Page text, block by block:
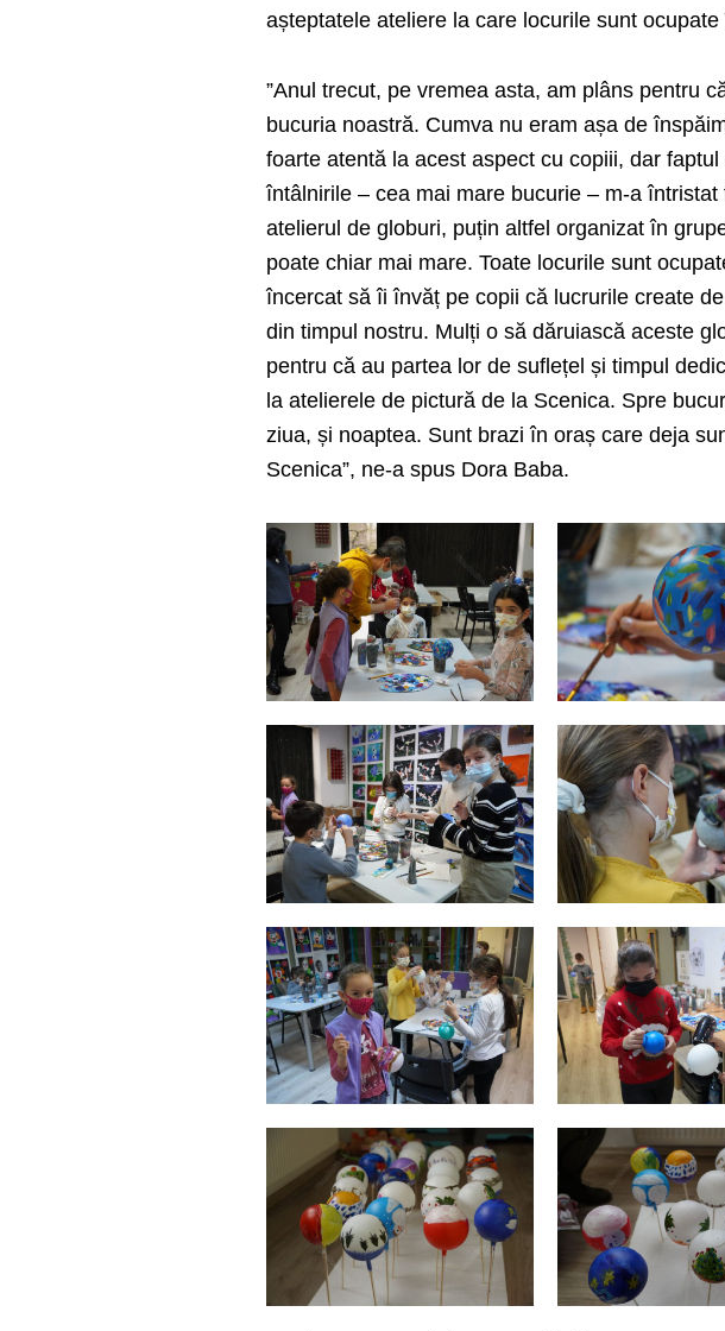
așteptatele ateliere la care locurile sunt
”Anul trecut, pe vremea asta, am plâns pentru
bucuria noastră. Cumva nu eram așa de
foarte atentă la acest aspect cu copiii, dar
întâlnirile – cea mai mare bucurie – m-a
atelierul de globuri, puțin altfel organizat în
poate chiar mai mare. Toate locurile sunt
încercat să îi învăț pe copii că lucrurile create
din timpul nostru. Mulți o să dăruiască aceste
pentru că au partea lor de suflețel și timpul
la atelierele de pictură de la Scenica. Spre
ziua, și noaptea. Sunt brazi în oraș care deja
Scenica”, ne-a spus Dora Baba.